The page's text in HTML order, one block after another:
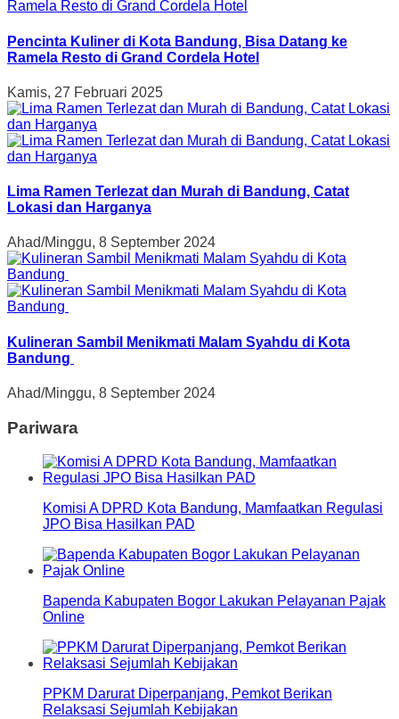
Pencinta Kuliner di Kota Bandung, Bisa Datang ke
Ramela Resto di Grand Cordela Hotel
Kamis, 27 Februari 2025
Lima Ramen Terlezat dan Murah di Bandung, Catat
Lokasi dan Harganya
Ahad/Minggu, 8 September 2024
Kulineran Sambil Menikmati Malam Syahdu di Kota
Bandung
Ahad/Minggu, 8 September 2024
Pariwara
Komisi A DPRD Kota Bandung, Mamfaatkan Regulasi
JPO Bisa Hasilkan PAD
Bapenda Kabupaten Bogor Lakukan Pelayanan Pajak
Online
PPKM Darurat Diperpanjang, Pemkot Berikan
Relaksasi Sejumlah Kebijakan